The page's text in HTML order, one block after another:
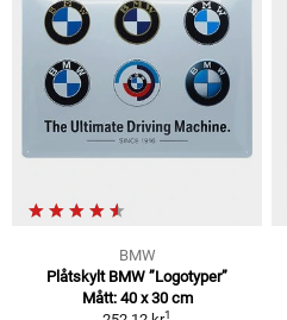
BMW
Plåtskylt BMW ”Logotyper”
Mått: 40 x 30 cm
1